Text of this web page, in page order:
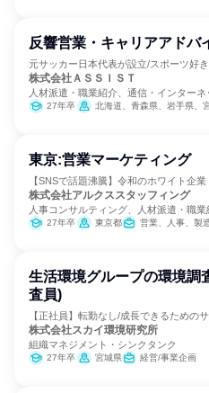
反響営業・キャリアアドバ
元サッカー日本代表が設立/スポーツ好
株式会社ＡＳＳＩＳＴ
人材派遣・職業紹介、通信・インターネ
27年卒 北海道、青森県、岩手県、宮城県、秋田県、山形県、福島県、茨城県、栃木県、群馬県、埼玉県、千葉県、東京都、神奈川県、新潟県、富山県、石川県、福井県、山梨県、長野県、岐阜県、静岡県、愛知県、三重県、滋賀県、京都府、大阪府、兵庫県、奈良県、和歌山県、鳥取県、島根県、岡山県、広島県、山口県、徳島県、香川県、愛媛県、高知県、福岡県、佐賀県、長崎県、熊本県、大分県、宮崎県、鹿
東京:営業マーケティング
【SNSで話題沸騰】令和のホワイト企業
株式会社アルクススタッフィング
人事コンサルティング、人材派遣・職
27年卒 東京都 営業、人事、製
生活環境グループの環境調
査員)
【正社員】転勤なし/成長できるための
株式会社スカイ環境研究所
組織マネジメント・シンクタンク
27年卒 宮城県 経営/事業企画